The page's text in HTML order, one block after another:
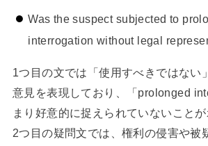
Was the suspect subjected to
interrogation without legal
1つ目の文では「使用すべきではない
意見を表現しており、「prolonged
まり好意的に捉えられていないことが
2つ目の疑問文では、権利の侵害や被